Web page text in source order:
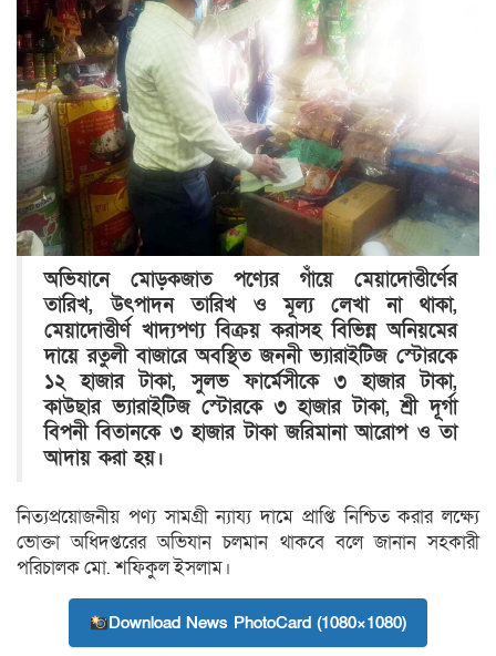
অভিযানে মোড়কজাত পণ্যের গাঁয়ে মেয়াদোত্তীর্ণের
তারিখ, উৎপাদন তারিখ ও মূল্য লেখা না থাকা,
মেয়াদোত্তীর্ণ খাদ্যপণ্য বিক্রয় করাসহ বিভিন্ন অনিয়মের
দায়ে রতুলী বাজারে অবস্থিত জননী ভ্যারাইটিজ স্টোরকে
১২ হাজার টাকা, সুলভ ফার্মেসীকে ৩ হাজার টাকা,
কাউছার ভ্যারাইটিজ স্টোরকে ৩ হাজার টাকা, শ্রী দূর্গা
বিপনী বিতানকে ৩ হাজার টাকা জরিমানা আরোপ ও তা
আদায় করা হয়।
নিত্যপ্রয়োজনীয় পণ্য সামগ্রী ন্যায্য দামে প্রাপ্তি নিশ্চিত করার লক্ষ্যে
ভোক্তা অধিদপ্তরের অভিযান চলমান থাকবে বলে জানান সহকারী
পরিচালক মো. শফিকুল ইসলাম।
Download News PhotoCard (1080×1080)